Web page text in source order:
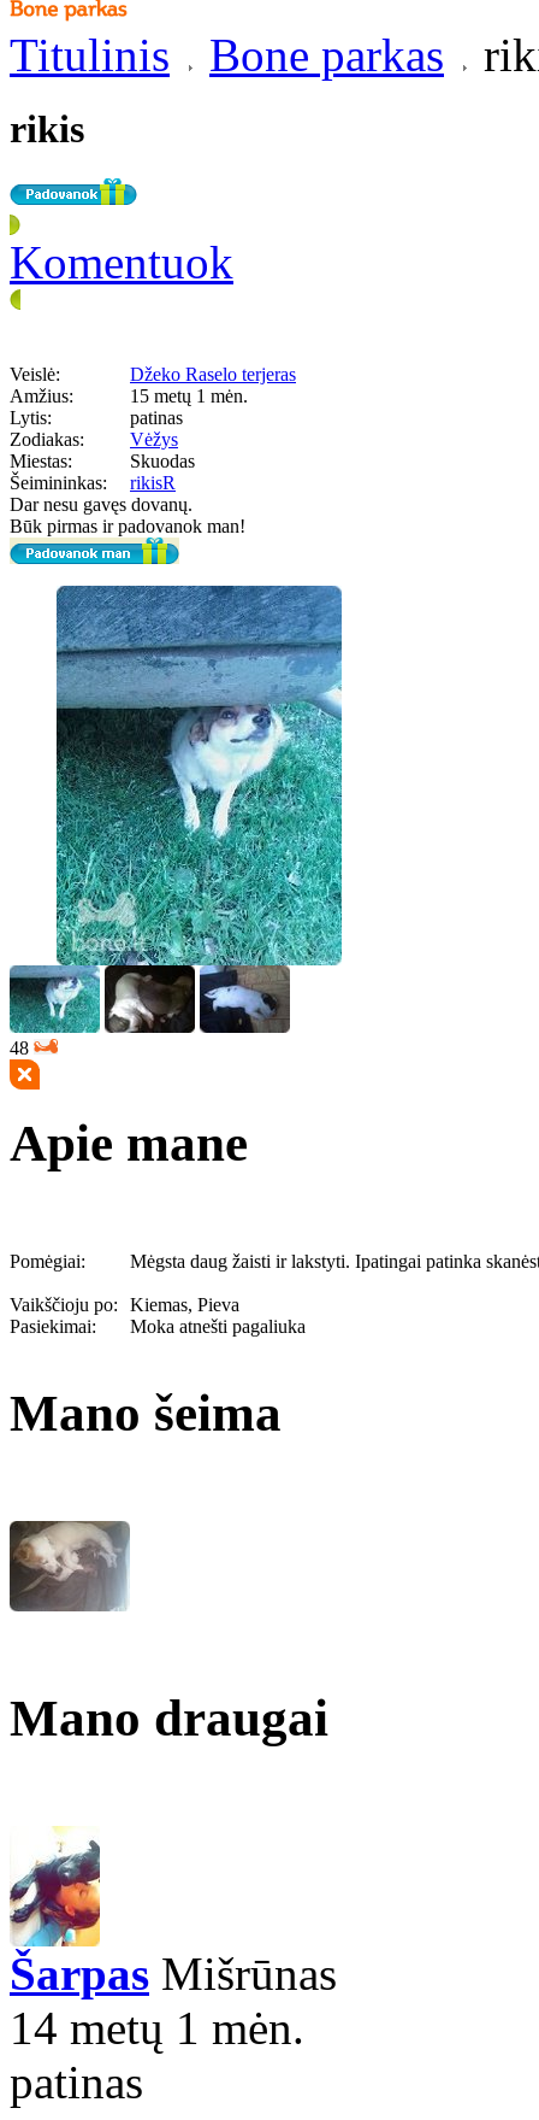
Titulinis Bone parkas
rikis
Komentuok
Veislė:
Džeko Raselo terjeras
Amžius:
15 metų 1 mėn.
Lytis:
patinas
Zodiakas:
Vėžys
Miestas:
Skuodas
Šeimininkas:
rikisR
Dar nesu gavęs dovanų.
Būk pirmas ir padovanok man!
48
Apie mane
Pomėgiai: Mėgsta daug žaisti ir lakstyti. Ipatingai patinka
Vaikščioju po:
Kiemas, Pieva
Pasiekimai:
Moka atnešti pagaliuka
Mano šeima
Mano draugai
Šarpas Mišrūnas
14 metų 1 mėn.
patinas